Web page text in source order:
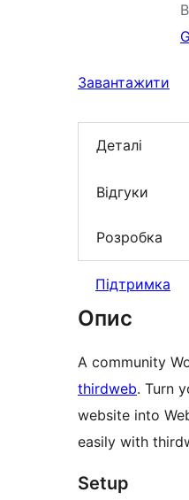
Завантажити
Деталі
Відгуки
Розробка
Підтримка
Опис
A community
thirdweb. Turn
website into
easily with
Setup